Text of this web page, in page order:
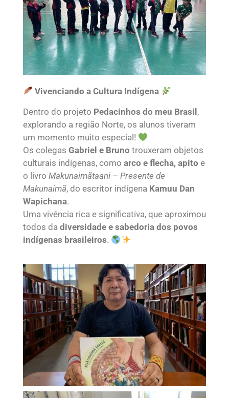
Vivenciando a Cultura Indígena
Dentro do projeto Pedacinhos do meu Brasil,
explorando a região Norte, os alunos tiveram
um momento muito especial!
Os colegas Gabriel e Bruno trouxeram objetos
culturais indígenas, como arco e flecha, apito e
o livro Makunaimãtaani – Presente de
Makunaimã, do escritor indígena Kamuu Dan
Wapichana.
Uma vivência rica e significativa, que aproximou
todos da diversidade e sabedoria dos povos
indígenas brasileiros.